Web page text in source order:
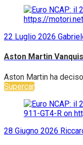
22 Luglio 2026
Aston Martin
Aston Martin ha
Supercar
28 Giugno 2026